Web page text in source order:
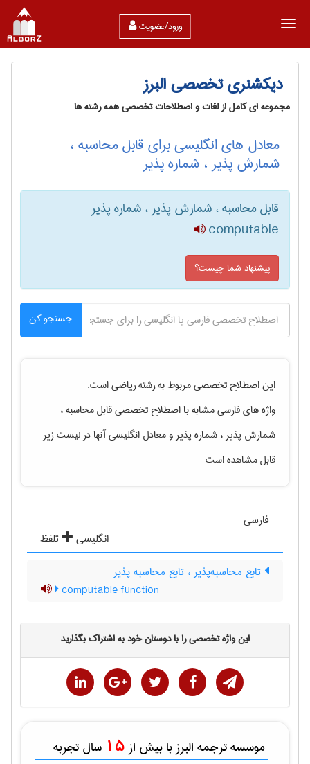
ورود/عضویت
دیکشنری تخصصی البرز
مجموعه ای کامل از لغات و اصطلاحات تخصصی همه رشته ها
معادل های انگلیسی برای قابل محاسبه ،
شمارش پذیر ، شماره پذیر
قابل محاسبه ، شمارش پذیر ، شماره پذیر
computable
پیشنهاد شما چیست؟
جستجو کن
این اصطلاح تخصصی مربوط به رشتهرياضیاست.
واژه های فارسی مشابه با اصطلاح تخصصیقابل محاسبه ،
شمارش پذیر ، شماره پذیرو معادل انگلیسی آنها در لیست زیر
قابل مشاهده است
فارسی
انگلیسی
تلفظ
تابع محاسبه‌پذیر ، تابع محاسبه پذیر
computable function
این واژه تخصصی را با دوستان خود به اشتراک بگذارید
موسسه ترجمه البرز با بیش از 15 سال تجربه